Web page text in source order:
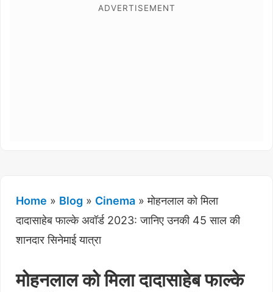
Home » Blog » Cinema »मोहनलाल को मिला
दादासाहेब फाल्के अवॉर्ड 2023: जानिए उनकी 45 साल की
शानदार सिनेमाई यात्रा
मोहनलाल को मिला दादासाहेब फाल्के